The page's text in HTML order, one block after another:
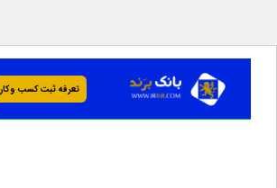
تعرفه ثبت کسب و کار